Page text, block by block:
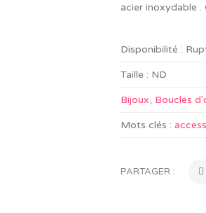
acier inoxydable
Disponibilité :
Taille : ND
Bijoux, Boucles
Mots clés :
PARTAGER :